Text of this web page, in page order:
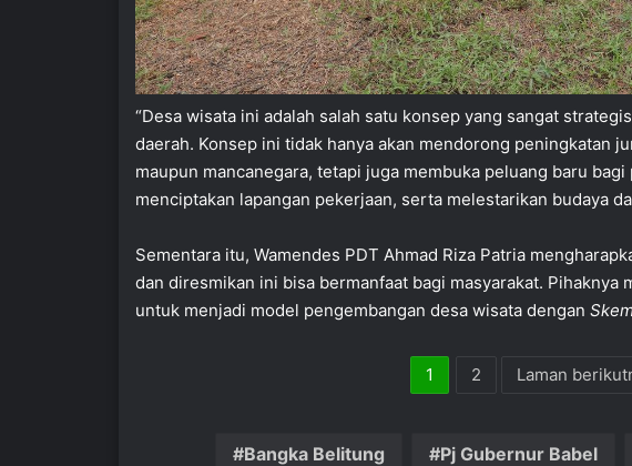
“Desa wisata ini adalah salah satu konsep yang sangat
daerah. Konsep ini tidak hanya akan mendorong peningkatan
maupun mancanegara, tetapi juga membuka peluang baru
menciptakan lapangan pekerjaan, serta melestarikan budaya
Sementara itu, Wamendes PDT Ahmad Riza Patria
dan diresmikan ini bisa bermanfaat bagi masyarakat. Pihaknya
untuk menjadi model pengembangan desa wisata dengan
1 2 Laman
Bangka Belitung Pj Gubernur Babel